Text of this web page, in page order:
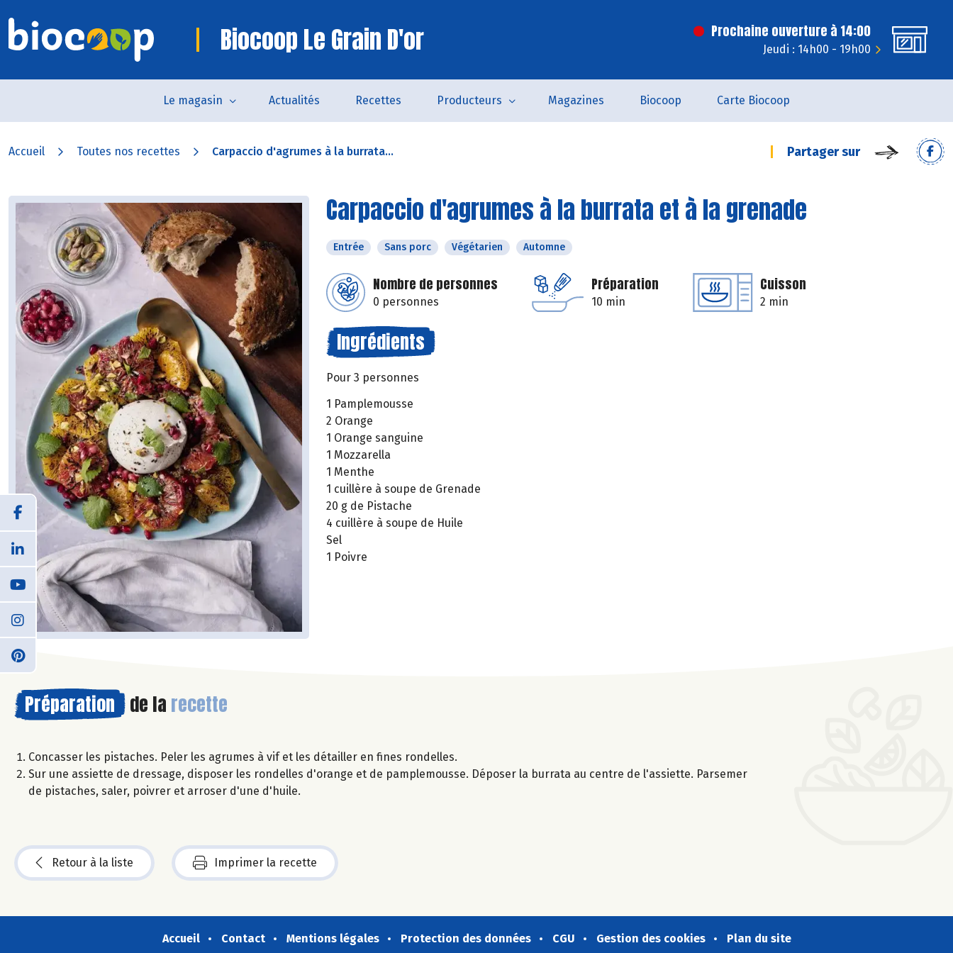
Biocoop Le Grain D'or Prochaine ouverture à 14:00
Jeudi : 14h00 - 19h00
Le magasin Actualités Recettes Producteurs Magazines Biocoop Carte Biocoop
Accueil Toutes nos recettes Carpaccio d'agrumes à la burrata... Partager sur
Carpaccio d'agrumes à la burrata et à la grenade
Entrée Sans porc Végétarien Automne
Nombre de personnes
0 personnes
Préparation
10 min
Cuisson
2 min
Ingrédients
Pour 3 personnes
1 Pamplemousse
2 Orange
1 Orange sanguine
1 Mozzarella
1 Menthe
1 cuillère à soupe de Grenade
20 g de Pistache
4 cuillère à soupe de Huile
Sel
1 Poivre
Préparation de la recette
Concasser les pistaches. Peler les agrumes à vif et les détailler en fines rondelles.
Sur une assiette de dressage, disposer les rondelles d'orange et de pamplemousse. Déposer la burrata au centre de l'assiette. Parsemer
de pistaches, saler, poivrer et arroser d'une d'huile.
Retour à la liste Imprimer la recette
Accueil Contact Mentions légales Protection des données CGU Gestion des cookies Plan du site